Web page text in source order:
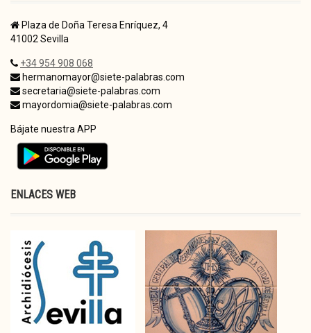
Plaza de Doña Teresa Enríquez, 4
41002 Sevilla
+34 954 908 068
hermanomayor@siete-palabras.com
secretaria@siete-palabras.com
mayordomia@siete-palabras.com
Bájate nuestra APP
ENLACES WEB